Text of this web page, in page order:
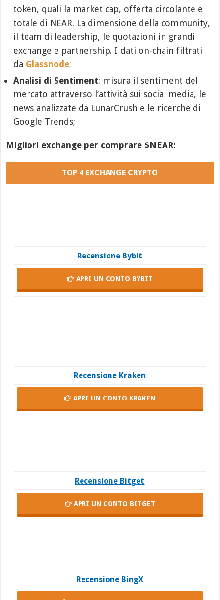
token, quali la market cap, offerta circolante e
totale di NEAR. La dimensione della community,
il team di leadership, le quotazioni in grandi
exchange e partnership. I dati on-chain filtrati
da Glassnode;
Analisi di Sentiment: misura il sentiment del
mercato attraverso l’attività sui social media, le
news analizzate da LunarCrush e le ricerche di
Google Trends;
Migliori exchange per comprare $NEAR:
TOP 4 EXCHANGE CRYPTO
Recensione Bybit
APRI UN CONTO BYBIT
Recensione Kraken
APRI UN CONTO KRAKEN
Recensione Bitget
APRI UN CONTO BITGET
Recensione BingX